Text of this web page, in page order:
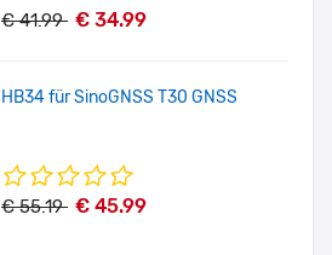
€ 41.99 € 34.99
HB34 für SinoGNSS T30 GNSS
€ 55.19 € 45.99